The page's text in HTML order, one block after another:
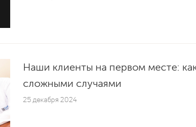
Наши клиенты на первом месте:
сложными случаями
25 декабря 2024